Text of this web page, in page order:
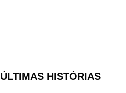
ÚLTIMAS HISTÓRIAS